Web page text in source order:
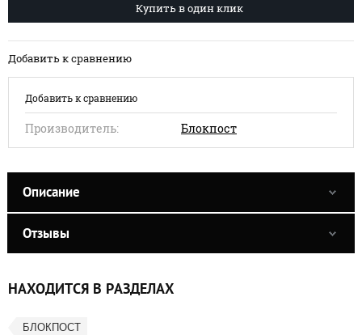
Купить в один клик
Добавить к сравнению
Добавить к сравнению
Производитель: Блокпост
Описание
Отзывы
НАХОДИТСЯ В РАЗДЕЛАХ
БЛОКПОСТ